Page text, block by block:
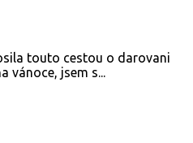
touto cestou o darovani
vánoce, jsem s...